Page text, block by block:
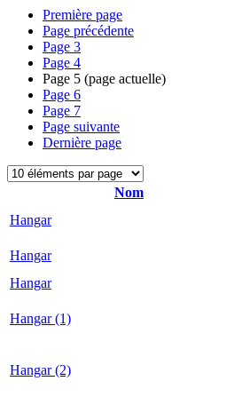
Première page
Page précédente
Page 3
Page 4
Page 5 (page actuelle)
Page 6
Page 7
Page suivante
Dernière page
Nom
Hangar
Hangar
Hangar
Hangar (1)
Hangar (2)